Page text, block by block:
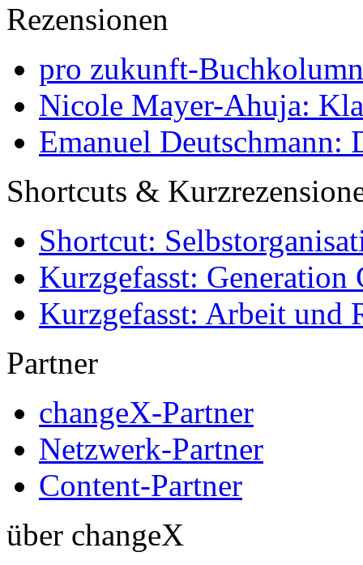
Rezensionen
pro zukunft-
Nicole Mayer-Ahuja:
Emanuel Deutschmann:
Shortcuts &
Shortcut:
Kurzgefasst: Generation
Kurzgefasst: Arbeit und
Partner
changeX-Partner
Netzwerk-Partner
Content-Partner
über changeX